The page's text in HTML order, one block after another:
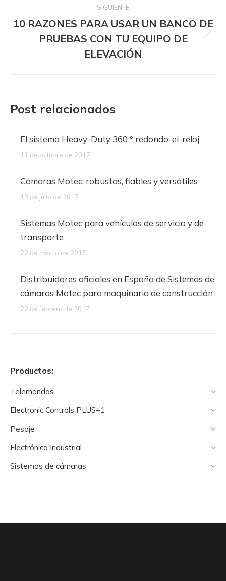
SIGUIENTE
Publicación
siguiente:
10 RAZONES PARA USAR UN BANCO DE
PRUEBAS CON TU EQUIPO DE
ELEVACIÓN
Post relacionados
El sistema Heavy-Duty 360 ° redondo-el-reloj
11 de octubre de 2017
Cámaras Motec: robustas, fiables y versátiles
19 de julio de 2017
Sistemas Motec para vehículos de servicio y de
transporte
22 de marzo de 2017
Distribuidores oficiales en España de Sistemas de
cámaras Motec para maquinaria de construcción
22 de febrero de 2017
Productos:
Telemandos
Electronic Controls PLUS+1
Pesaje
Electrónica Industrial
Sistemas de cámaras